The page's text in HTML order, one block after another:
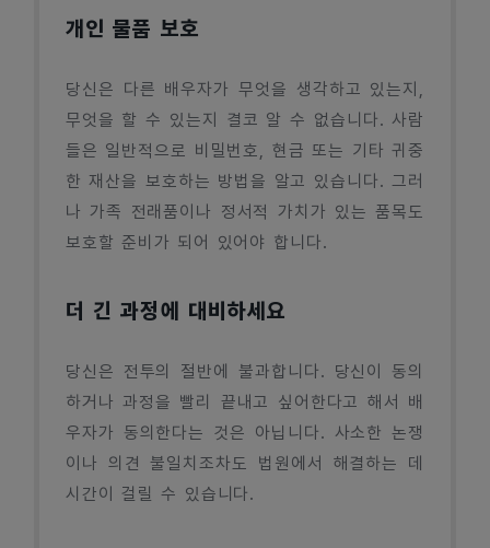
개인 물품 보호
당신은 다른 배우자가 무엇을 생각하고 있는지,
무엇을 할 수 있는지 결코 알 수 없습니다. 사람
들은 일반적으로 비밀번호, 현금 또는 기타 귀중
한 재산을 보호하는 방법을 알고 있습니다. 그러
나 가족 전래품이나 정서적 가치가 있는 품목도
보호할 준비가 되어 있어야 합니다.
더 긴 과정에 대비하세요
당신은 전투의 절반에 불과합니다. 당신이 동의
하거나 과정을 빨리 끝내고 싶어한다고 해서 배
우자가 동의한다는 것은 아닙니다. 사소한 논쟁
이나 의견 불일치조차도 법원에서 해결하는 데
시간이 걸릴 수 있습니다.